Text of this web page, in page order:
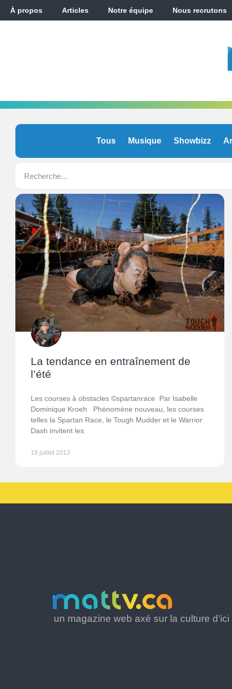
À propos Articles Notre équipe Nous recrutons
Tous Musique Showbizz
La tendance en entraînement de
l’été
Les courses à obstacles ©spartanrace Par Isabelle
Dominique Kroeh Phénomène nouveau, les courses
telles la Spartan Race, le Tough Mudder et le Warrior
Dash invitent les
18 juillet 2013
un magazine web axé sur la culture d’ici